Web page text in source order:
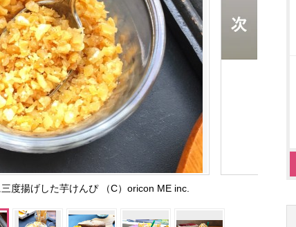
度揚げした芋けんぴ （C）oricon ME inc.